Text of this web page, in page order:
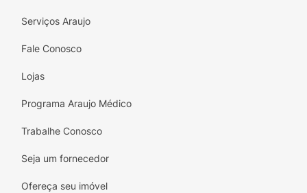
Serviços Araujo
Fale Conosco
Lojas
Programa Araujo Médico
Trabalhe Conosco
Seja um fornecedor
Ofereça seu imóvel